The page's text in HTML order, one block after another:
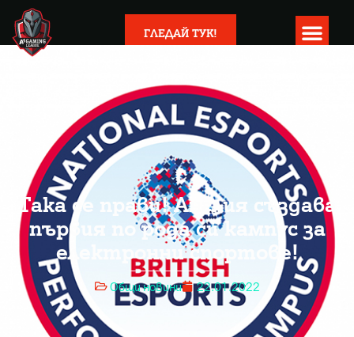
ГЛЕДАЙ ТУК!
Така се прави! Англия създава
първия по рода си кампус за
електронни спортове!
Общи новини 22.01.2022